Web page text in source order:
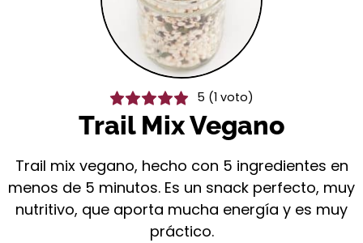
5 (1 voto)
Trail Mix Vegano
Trail mix vegano, hecho con 5 ingredientes en
menos de 5 minutos. Es un snack perfecto, muy
nutritivo, que aporta mucha energía y es muy
práctico.